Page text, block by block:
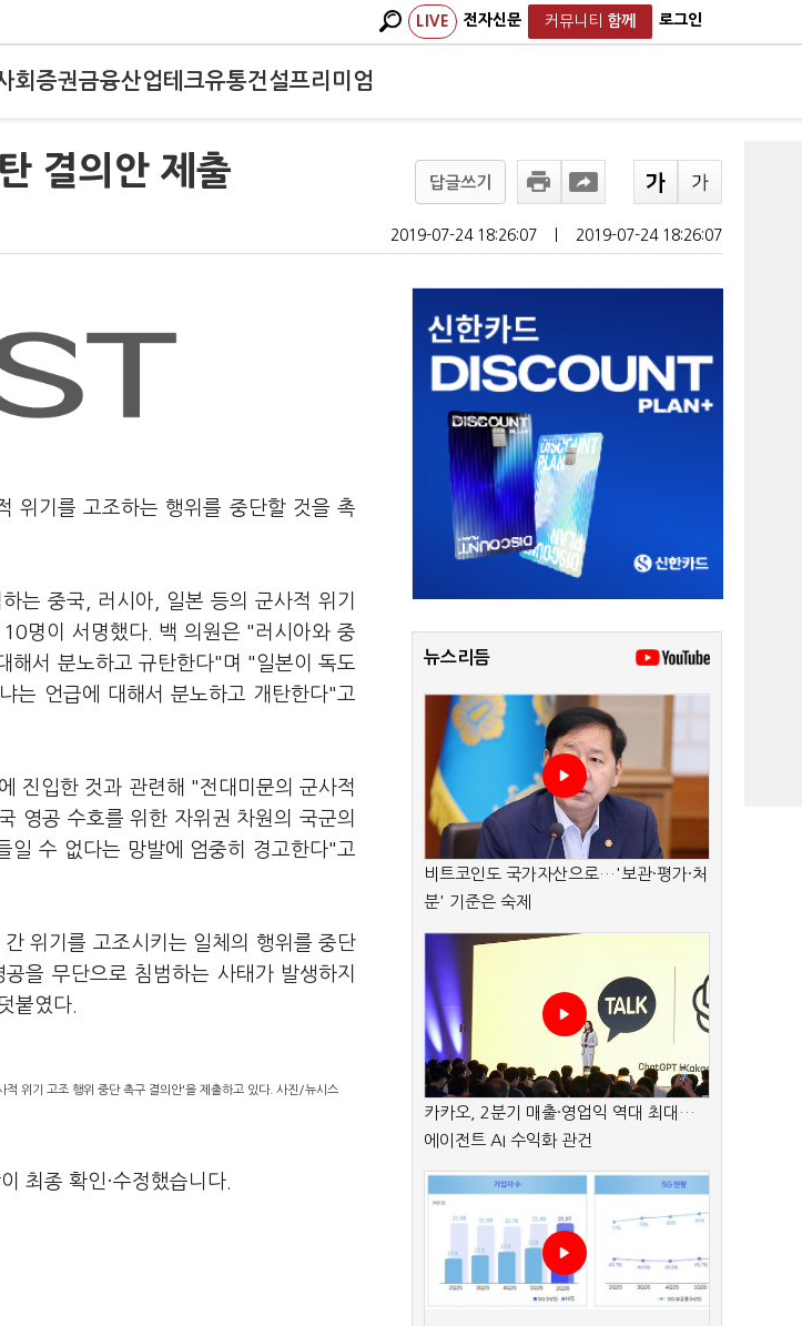
LIVE 전자신문 커뮤니티 함께 로그인
회 증권금융산업테크유통건설프리미엄
결의안 제출 답글쓰기
2019-07-24 18:26:07 2019-07-24 18:26:07
위기를 고조하는 행위를 중단할 것을 촉
는 중국, 러시아, 일본 등의 군사적 위기
명이 서명했다. 백 의원은 "러시아와 중
해서 분노하고 규탄한다"며 "일본이 독도
는 언급에 대해서 분노하고 개탄한다"고
진입한 것과 관련해 "전대미문의 군사적
영공 수호를 위한 자위권 차원의 국군의
일 수 없다는 망발에 엄중히 경고한다"고
위기를 고조시키는 일체의 행위를 중단
을 무단으로 침범하는 사태가 발생하지
붙였다.
위기 고조 행위 중단 촉구 결의안'을 제출하고 있다. 사진/뉴시스
최종 확인·수정했습니다.
뉴스리듬
비트코인도 국가자산으로…'보관·평가·처
분' 기준은 숙제
카카오, 2분기 매출·영업익 역대 최대…
에이전트 AI 수익화 관건